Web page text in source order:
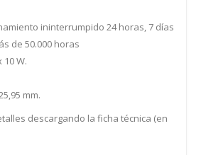
ininterrumpido 24 horas, 7 días
de 50.000 horas
W.
mm.
descargando la ficha técnica (en